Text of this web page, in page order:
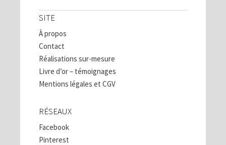
SITE
À propos
Contact
Réalisations sur-mesure
Livre d’or – témoignages
Mentions légales et CGV
RÉSEAUX
Facebook
Pinterest